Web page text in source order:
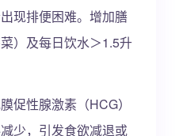
现排便困难。增加膳
）及每日饮水＞1.5升
促性腺激素（HCG）
少，引发食欲减退或